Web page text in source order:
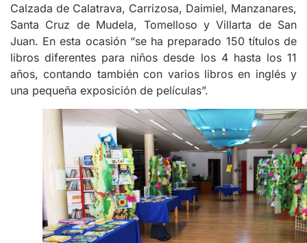
Calzada de Calatrava, Carrizosa, Daimiel, Manzanares,
Santa Cruz de Mudela, Tomelloso y Villarta de San
Juan. En esta ocasión “se ha preparado 150 títulos de
libros diferentes para niños desde los 4 hasta los 11
años, contando también con varios libros en inglés y
una pequeña exposición de películas”.